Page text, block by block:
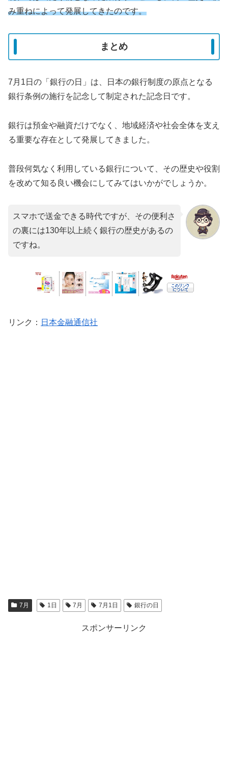
み重ねによって発展してきたのです。
まとめ
7月1日の「銀行の日」は、日本の銀行制度の原点となる
銀行条例の施行を記念して制定された記念日です。
銀行は預金や融資だけでなく、地域経済や社会全体を支え
る重要な存在として発展してきました。
普段何気なく利用している銀行について、その歴史や役割
を改めて知る良い機会にしてみてはいかがでしょうか。
スマホで送金できる時代ですが、その便利さ
の裏には130年以上続く銀行の歴史があるの
ですね。
リンク ： 日本金融通信社
7月 1日 7月 7月1日 銀行の日
スポンサーリンク